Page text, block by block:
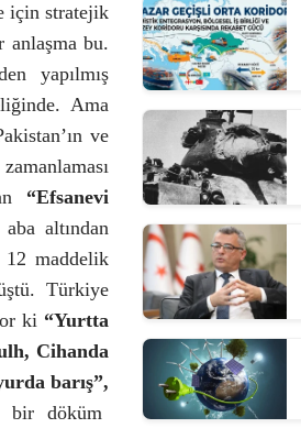
için stratejik
anlaşma bu.
yapılmış
Ama
ve
“Efsanevi
altından
maddelik
Türkiye
ki “Yurtta
Cihanda
barış”,
bir döküm